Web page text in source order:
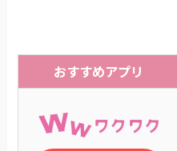
おすすめアプリ